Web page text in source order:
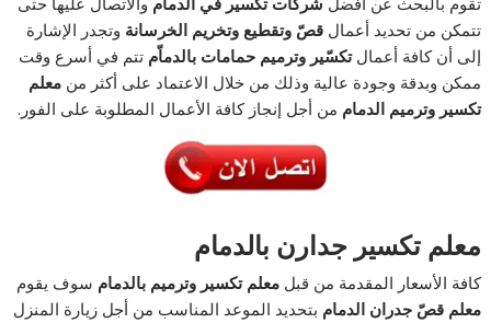
تتمكن من تحديد أعمالقصّ وتقطيع وتخريم الخرسانة وتجدر الإشارة
إلى أن كافة أعمالتكسّير وترميم حمامات بالدماّم تتم في أسرع وقت
ممكن وبدقة وجودة عالية وذلك من خلال الاعتماد على أكثر منمعلم
تكسير وترميم الدمام من أجل إنجاز كافة الأعمال المطلوبة على الفور.
معلم تكسير جدارن بالدمام
كافة الأسعار المقدمة من قبلمعلم تكسير وترميم بالدمام سوف يقوم
معلم قصّ جدران الدمام بتحديد الموعد المناسب من أجل زيارة المنزل